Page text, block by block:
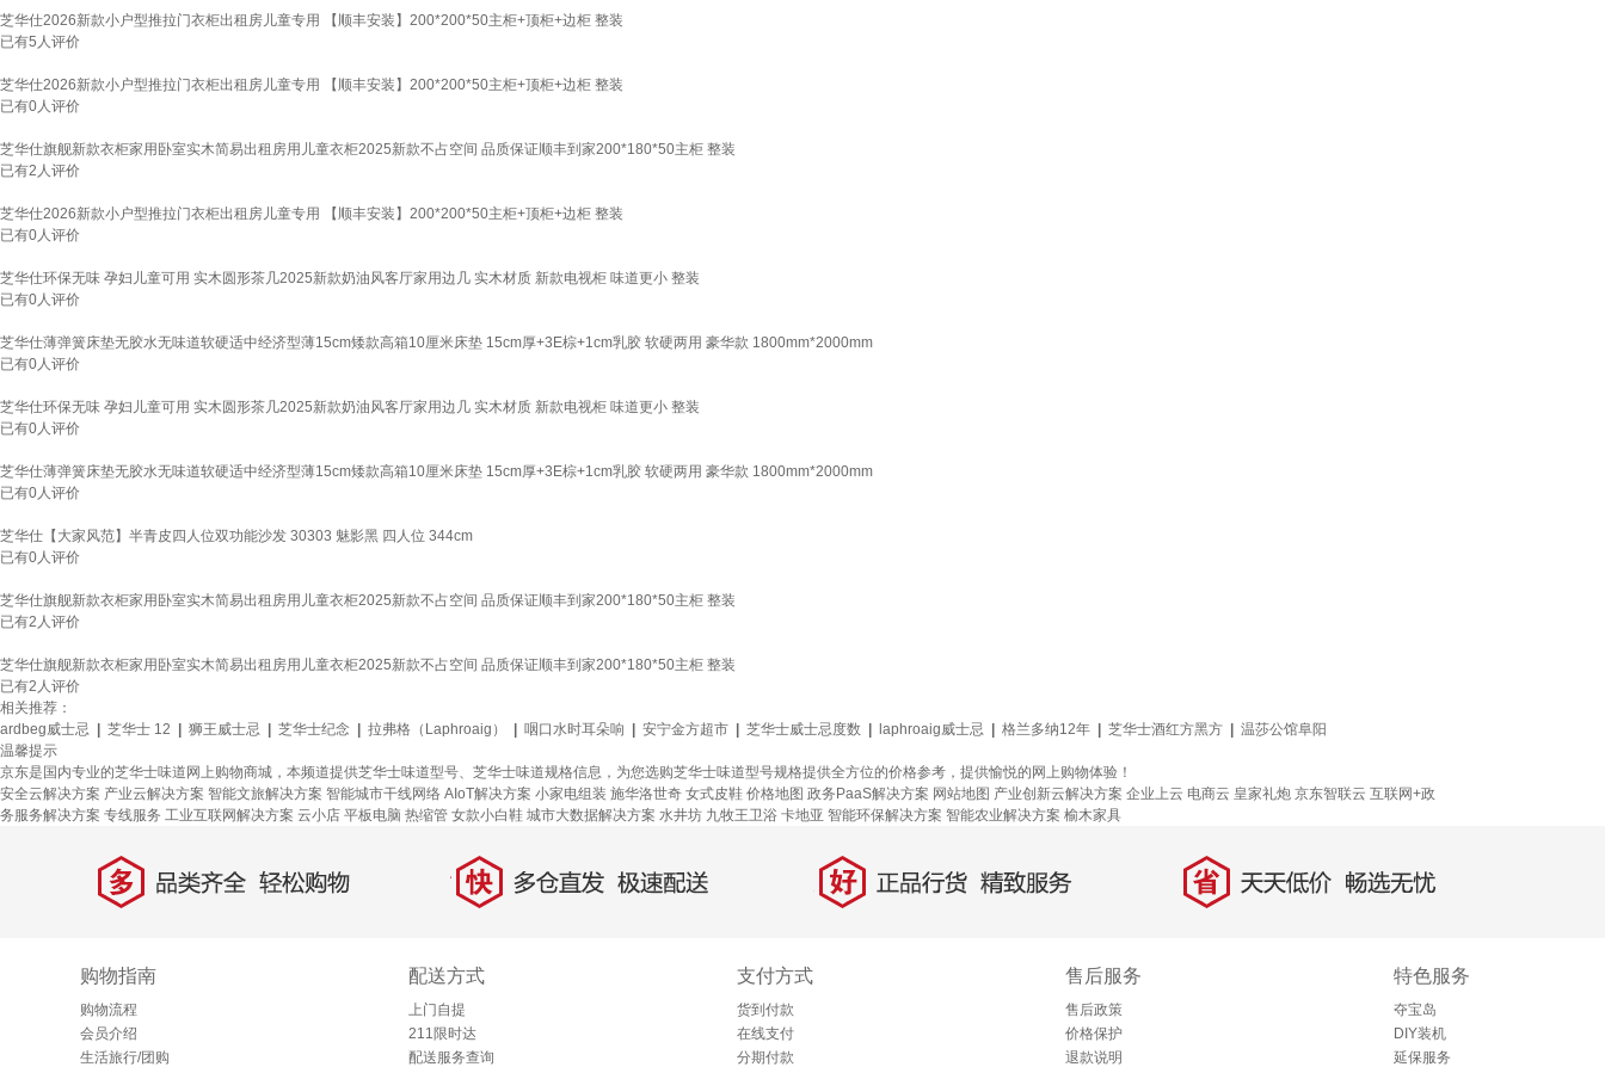
芝华仕2026新款小户型推拉门衣柜出租房儿童专用 【顺丰安装】200*200*50主柜+顶柜+边柜 整装
已有5 人评价
芝华仕2026新款小户型推拉门衣柜出租房儿童专用 【顺丰安装】200*200*50主柜+顶柜+边柜 整装
已有0人评价
芝华仕旗舰新款衣柜家用卧室实木简易出租房用儿童衣柜2025新款不占空间 品质保证顺丰到家200*180*50主柜 整装
已有2 人评价
芝华仕2026新款小户型推拉门衣柜出租房儿童专用 【顺丰安装】200*200*50主柜+顶柜+边柜 整装
已有0人评价
芝华仕环保无味 孕妇儿童可用 实木圆形茶几2025新款奶油风客厅家用边几 实木材质 新款电视柜 味道更小 整装
已有0人评价
芝华仕薄弹簧床垫无胶水无味道软硬适中经济型薄15cm矮款高箱10厘米床垫 15cm厚+3E棕+1cm乳胶 软硬两用 豪华款 1800mm*2000mm
已有0人评价
芝华仕环保无味 孕妇儿童可用 实木圆形茶几2025新款奶油风客厅家用边几 实木材质 新款电视柜 味道更小 整装
已有0人评价
芝华仕薄弹簧床垫无胶水无味道软硬适中经济型薄15cm矮款高箱10厘米床垫 15cm厚+3E棕+1cm乳胶 软硬两用 豪华款 1800mm*2000mm
已有0人评价
芝华仕【大家风范】半青皮四人位双功能沙发 30303 魅影黑 四人位 344cm
已有0人评价
芝华仕旗舰新款衣柜家用卧室实木简易出租房用儿童衣柜2025新款不占空间 品质保证顺丰到家200*180*50主柜 整装
已有2 人评价
芝华仕旗舰新款衣柜家用卧室实木简易出租房用儿童衣柜2025新款不占空间 品质保证顺丰到家200*180*50主柜 整装
已有2 人评价
相关推荐：
ardbeg威士忌
芝华士 12 狮王威士忌 芝华士纪念 拉弗格（Laphroaig） 咽口水时耳朵响 安宁金方超市 芝华士威士忌度数 laphroaig威士忌 格兰多纳12年 芝华士酒红方黑方
温莎公馆阜阳
温馨提示
京东是国内专业的芝华士味道网上购物商城，本频道提供芝华士味道型号、芝华士味道规格信息，为您选购芝华士味道型号规格提供全方位的价格参考，提供愉悦的网上购物体验！
安全云解决方案 产业云解决方案 智能文旅解决方案 智能城市干线网络 AIoT解决方案 小家电组装 施华洛世奇 女式皮鞋 价格地图 政务PaaS解决方案 网站地图 产业创新云解决方案 企业上云 电商云 皇家礼炮 京东智联云 互联网+政
务服务解决方案 专线服务 工业互联网解决方案 云小店 平板电脑 热缩管 女款小白鞋 城市大数据解决方案 水井坊 九牧王卫浴 卡地亚 智能环保解决方案 智能农业解决方案 榆木家具
多 品类齐全，轻松购物 快 多仓直发，极速配送 好 正品行货，精致服务 省 天天低价，畅选无忧
购物指南
购物流程
会员介绍
生活旅行/团购
配送方式
上门自提
211限时达
配送服务查询
支付方式
货到付款
在线支付
分期付款
售后服务
售后政策
价格保护
退款说明
特色服务
夺宝岛
DIY装机
延保服务